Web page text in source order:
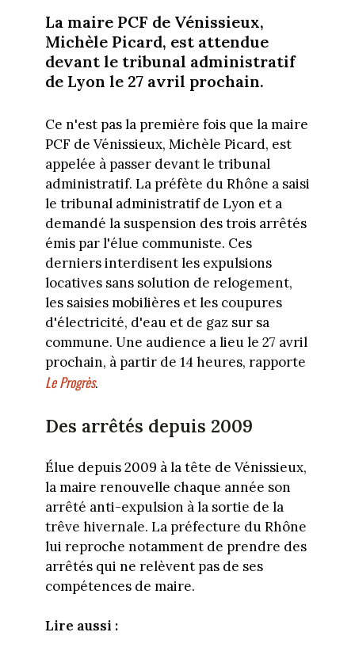
La maire PCF de Vénissieux,
Michèle Picard, est attendue
devant le tribunal administratif
de Lyon le 27 avril prochain.
Ce n'est pas la première fois que la maire
PCF de Vénissieux, Michèle Picard, est
appelée à passer devant le tribunal
administratif. La préfète du Rhône a saisi
le tribunal administratif de Lyon et a
demandé la suspension des trois arrêtés
émis par l'élue communiste. Ces
derniers interdisent les expulsions
locatives sans solution de relogement,
les saisies mobilières et les coupures
d'électricité, d'eau et de gaz sur sa
commune. Une audience a lieu le 27 avril
prochain, à partir de 14 heures, rapporte
Le Progrès.
Des arrêtés depuis 2009
Élue depuis 2009 à la tête de Vénissieux,
la maire renouvelle chaque année son
arrêté anti-expulsion à la sortie de la
trêve hivernale. La préfecture du Rhône
lui reproche notamment de prendre des
arrêtés qui ne relèvent pas de ses
compétences de maire.
Lire aussi :